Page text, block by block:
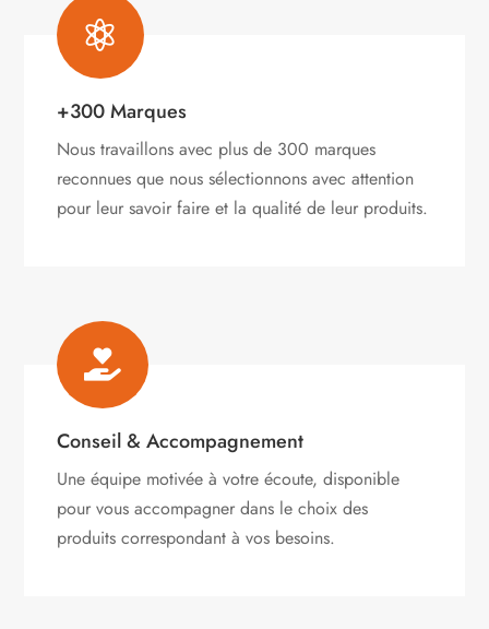

+300 Marques
Nous travaillons avec plus de 300 marques
reconnues que nous sélectionnons avec attention
pour leur savoir faire et la qualité de leur produits.

Conseil & Accompagnement
Une équipe motivée à votre écoute, disponible
pour vous accompagner dans le choix des
produits correspondant à vos besoins.